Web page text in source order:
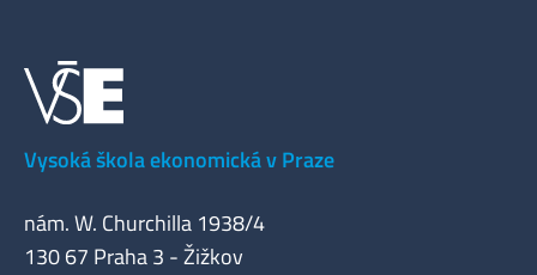
Vysoká škola ekonomická v Praze
nám. W. Churchilla 1938/4
130 67 Praha 3 - Žižkov